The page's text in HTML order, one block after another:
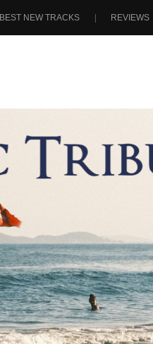
BEST NEW TRACKS REVIEWS